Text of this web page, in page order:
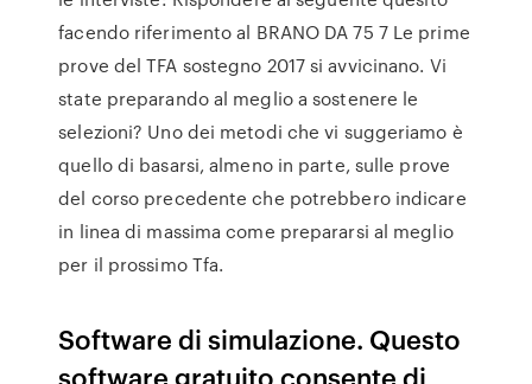
facendo riferimento al BRANO DA 75 7 Le prime
prove del TFA sostegno 2017 si avvicinano. Vi
state preparando al meglio a sostenere le
selezioni? Uno dei metodi che vi suggeriamo è
quello di basarsi, almeno in parte, sulle prove
del corso precedente che potrebbero indicare
in linea di massima come prepararsi al meglio
per il prossimo Tfa.
Software di simulazione. Questo
software gratuito consente di